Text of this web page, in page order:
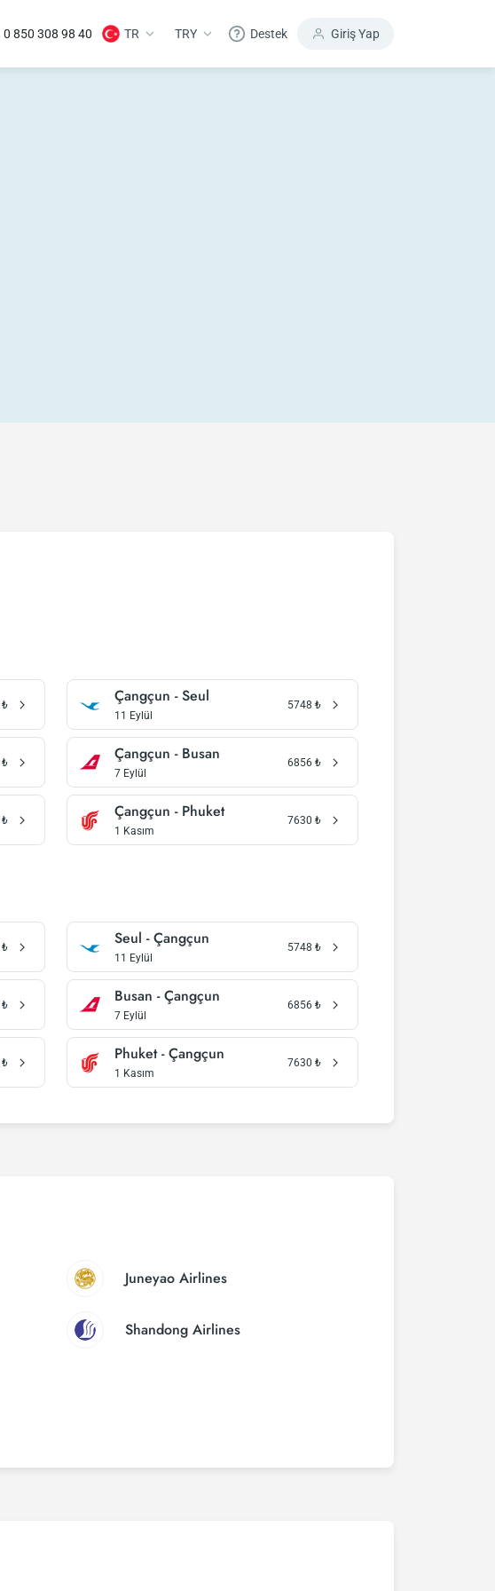
0 850 308 98 40 TR TRY Destek Giriş Yap
₺ Çangçun - Seul
11 Eylül
5748 ₺
₺ Çangçun - Busan
7 Eylül
6856 ₺
₺ Çangçun - Phuket
1 Kasım
7630 ₺
₺ Seul - Çangçun
11 Eylül
5748 ₺
₺ Busan - Çangçun
7 Eylül
6856 ₺
₺ Phuket - Çangçun
1 Kasım
7630 ₺
Juneyao Airlines
Shandong Airlines